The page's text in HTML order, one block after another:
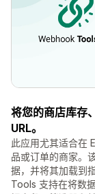
将您的商店库存
URL。
此应用尤其适合在
品或订单的商家。
据，并将其加载到
Tools 支持在将数